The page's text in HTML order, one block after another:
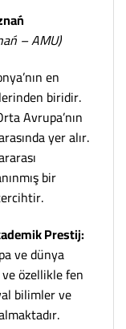
– AMU)
en
biridir.
Avrupa’nın
yer alır.
bir
Prestij:
ve dünya
özellikle fen
bilimler ve